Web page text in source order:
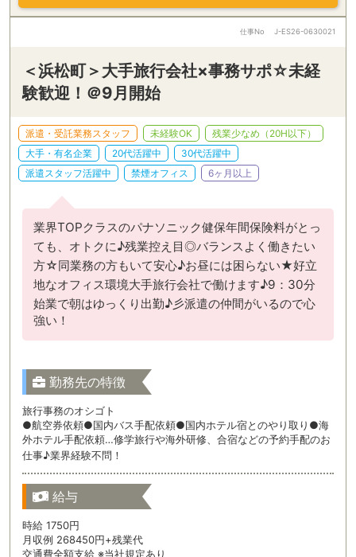
仕事No J-ES26-0630021
＜浜松町＞大手旅行会社×事務サポ☆未経
験歓迎！＠9月開始
派遣・受託業務スタッフ 未経験OK
残業少なめ（20H以下）
大手・有名企業
20代活躍中
30代活躍中
派遣スタッフ活躍中
禁煙オフィス 6ヶ月以上
業界TOPクラスのパナソニック健保年間保険料がとっ
ても、オトクに♪残業控え目◎バランスよく働きたい
方☆同業務の方もいて安心♪お昼には困らない★好立
地なオフィス環境大手旅行会社で働けます♪9：30分
始業で朝はゆっくり出勤♪彡派遣の仲間がいるので心
強い！
勤務先の特徴
旅行事務のオシゴト
●航空券依頼●国内バス手配依頼●国内ホテル宿とのやり取り●海
外ホテル手配依頼…修学旅行や海外研修、合宿などの予約手配のお
仕事♪業界経験不問！
給与
時給 1750円
月収例 268450円+残業代
交通費全額支給 ※当社規定あり